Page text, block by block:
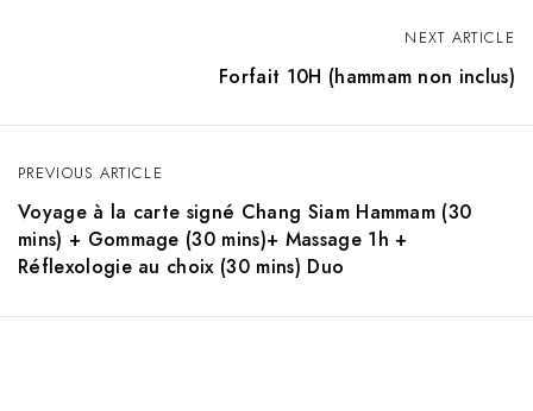
s
t
n
a
v
PREVIOUS ARTICLE
Voyage à la carte signé Chang Siam Hammam (30
mins) + Gommage (30 mins)+ Massage 1h +
Réflexologie au choix (30 mins) Duo
NEXT ARTICLE
Forfait 10H (hammam non inclus)